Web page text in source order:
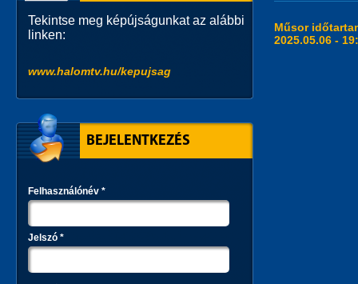
Műsor
2025.05.06 -
Tekintse meg képújságunkat az alábbi
linken:
www.halomtv.hu/kepujsag
BEJELENTKEZÉS
Felhasználónév *
Jelszó *